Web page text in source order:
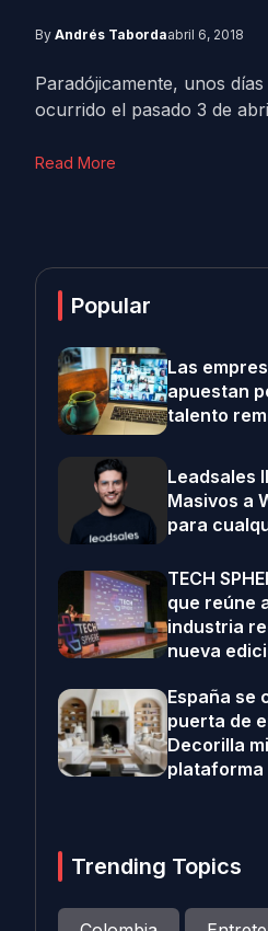
By Andrés Tabordaabril 6, 2018
Paradójicamente, unos
ocurrido el pasado 3 de
Read More
Popular
Las
apuestan
talento
Leadsales
Masivos a
para
TECH
que reúne
industria
nueva
España se
puerta de
Decorilla
plataforma
Trending Topics